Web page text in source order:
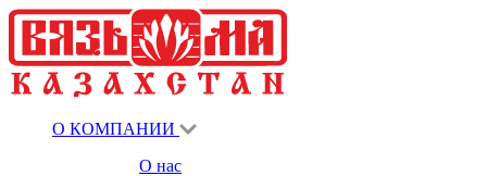
О КОМПАНИИ
О нас